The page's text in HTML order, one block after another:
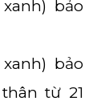
bảo
bảo
từ 21